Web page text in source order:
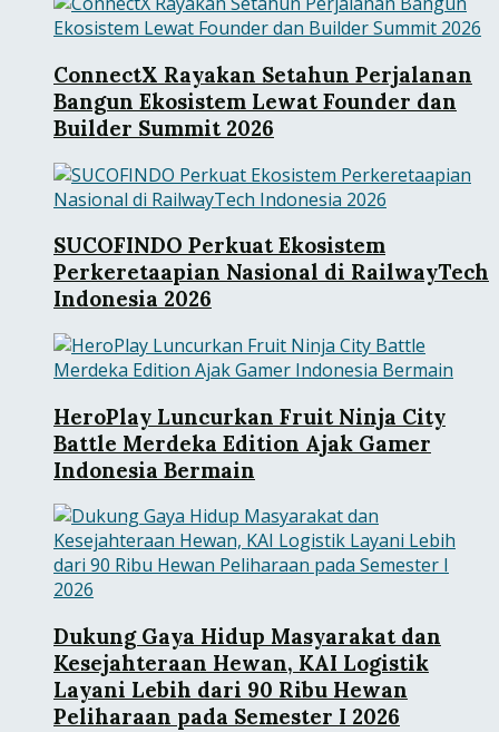
ConnectX Rayakan Setahun Perjalanan
Bangun Ekosistem Lewat Founder dan
Builder Summit 2026
SUCOFINDO Perkuat Ekosistem
Perkeretaapian Nasional di RailwayTech
Indonesia 2026
HeroPlay Luncurkan Fruit Ninja City
Battle Merdeka Edition Ajak Gamer
Indonesia Bermain
Dukung Gaya Hidup Masyarakat dan
Kesejahteraan Hewan, KAI Logistik
Layani Lebih dari 90 Ribu Hewan
Peliharaan pada Semester I 2026